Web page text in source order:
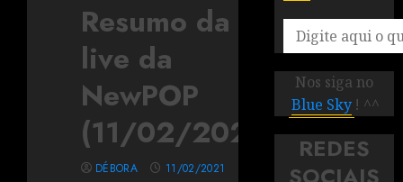
Resumo da
live da
NewPOP
(11/02/2021)
DÉBORA 11/02/2021
Nos siga no
Blue Sky ! ^^
REDES